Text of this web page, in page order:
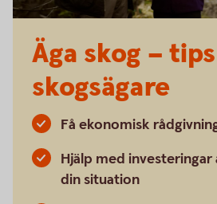
Äga skog –
skogsägare
Få ekonomisk
Hjälp med
din situation